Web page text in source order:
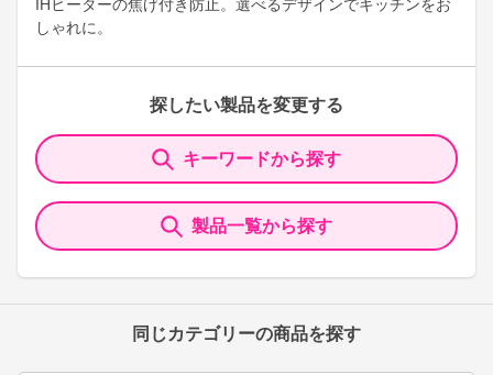
IHヒーターの焦げ付き防止。選べるデザインでキッチンをお
しゃれに。
探したい製品を変更する
キーワードから探す
製品一覧から探す
同じカテゴリーの商品を探す